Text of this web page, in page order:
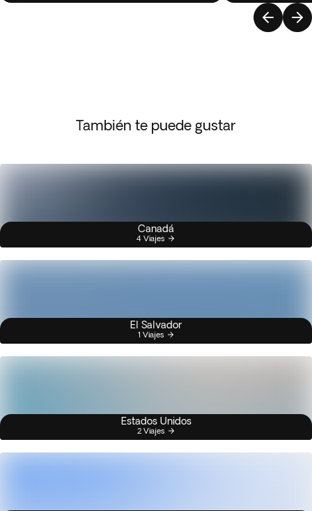
También te puede gustar
Canadá
4 Viajes
El Salvador
1 Viajes
Estados Unidos
2 Viajes